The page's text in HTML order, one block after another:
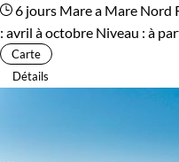
6 jours Mare a Mare Nord
: avril à octobre Niveau : à
Carte
Détails